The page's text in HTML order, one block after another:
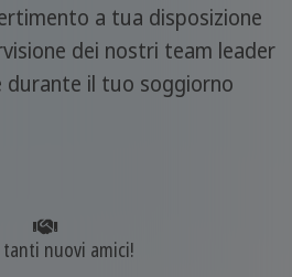
a tua disposizione
dei nostri team leader
il tuo soggiorno
tanti nuovi amici!